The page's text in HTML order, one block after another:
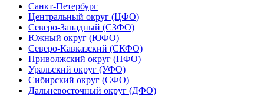
Санкт-Петербург
Центральный округ (ЦФО)
Северо-Западный (СЗФО)
Южный округ (ЮФО)
Северо-Кавказский (СКФО)
Приволжский округ (ПФО)
Уральский округ (УФО)
Сибирский округ (СФО)
Дальневосточный округ (ДФО)